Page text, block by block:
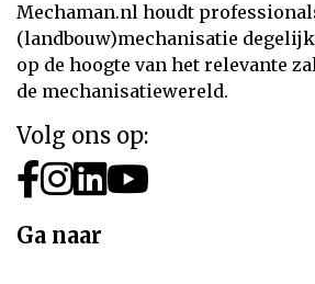
Mechaman.nl houdt
(landbouw)mechanisatie
op de hoogte van het relevante
de mechanisatiewereld.
Volg ons op:
Ga naar